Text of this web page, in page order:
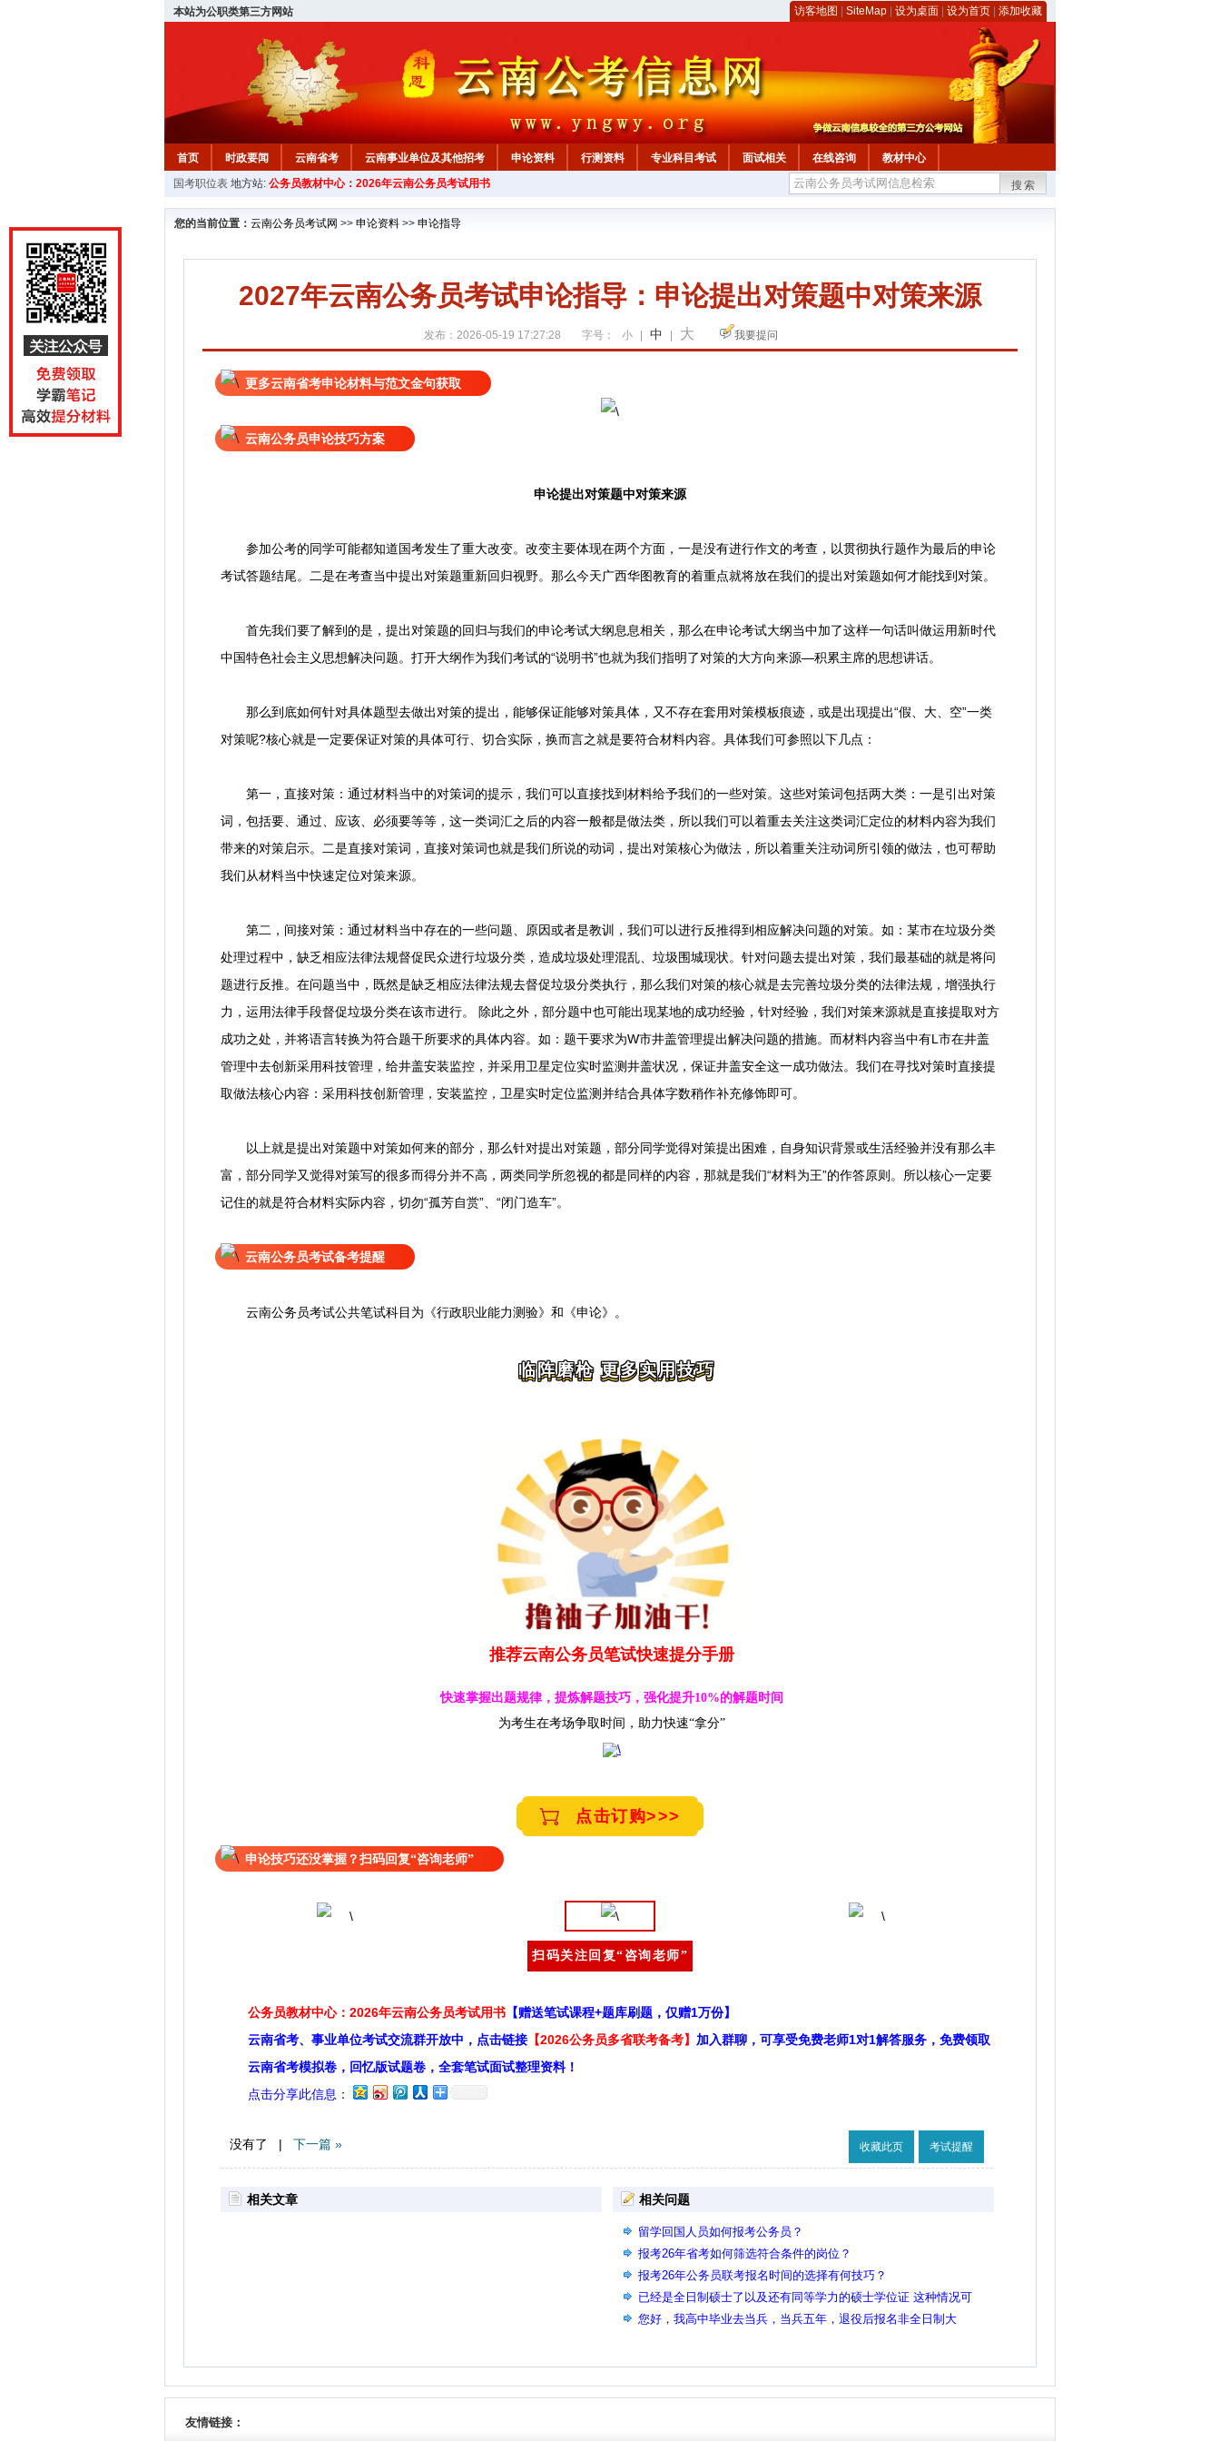
本站为公职类第三方网站 访客地图 SiteMap 设为桌面 设为首页 添加收藏
首页 时政要闻 云南省考 云南事业单位及其他招考 申论资料 行测资料 专业科目考试 面试相关 在线咨询
教材中心
国考职位表 地方站: 公务员教材中心：2026年云南公务员考试用书 搜索
您的当前位置： 云南公务员考试网 >> 申论资料 >> 申论指导
2027年云南公务员考试申论指导：申论提出对策题中对策来源
发布：2026-05-19 17:27:28 字号： 小 中 大 我要提问
更多云南省考申论材料与范文金句获取
云南公务员申论技巧方案
申论提出对策题中对策来源
参加公考的同学可能都知道国考发生了重大改变。改变主要体现在两个方面，一是没有进行作文的考查，以贯彻执行题作为最后的申论
考试答题结尾。二是在考查当中提出对策题重新回归视野。那么今天广西华图教育的着重点就将放在我们的提出对策题如何才能找到对策。
首先我们要了解到的是，提出对策题的回归与我们的申论考试大纲息息相关，那么在申论考试大纲当中加了这样一句话叫做运用新时代
中国特色社会主义思想解决问题。打开大纲作为我们考试的“说明书”也就为我们指明了对策的大方向来源—积累主席的思想讲话。
那么到底如何针对具体题型去做出对策的提出，能够保证能够对策具体，又不存在套用对策模板痕迹，或是出现提出“假、大、空”一类
对策呢?核心就是一定要保证对策的具体可行、切合实际，换而言之就是要符合材料内容。具体我们可参照以下几点：
第一，直接对策：通过材料当中的对策词的提示，我们可以直接找到材料给予我们的一些对策。这些对策词包括两大类：一是引出对策
词，包括要、通过、应该、必须要等等，这一类词汇之后的内容一般都是做法类，所以我们可以着重去关注这类词汇定位的材料内容为我们
带来的对策启示。二是直接对策词，直接对策词也就是我们所说的动词，提出对策核心为做法，所以着重关注动词所引领的做法，也可帮助
我们从材料当中快速定位对策来源。
第二，间接对策：通过材料当中存在的一些问题、原因或者是教训，我们可以进行反推得到相应解决问题的对策。如：某市在垃圾分类
处理过程中，缺乏相应法律法规督促民众进行垃圾分类，造成垃圾处理混乱、垃圾围城现状。针对问题去提出对策，我们最基础的就是将问
题进行反推。在问题当中，既然是缺乏相应法律法规去督促垃圾分类执行，那么我们对策的核心就是去完善垃圾分类的法律法规，增强执行
力，运用法律手段督促垃圾分类在该市进行。 除此之外，部分题中也可能出现某地的成功经验，针对经验，我们对策来源就是直接提取对方
成功之处，并将语言转换为符合题干所要求的具体内容。如：题干要求为W市井盖管理提出解决问题的措施。而材料内容当中有L市在井盖
管理中去创新采用科技管理，给井盖安装监控，并采用卫星定位实时监测井盖状况，保证井盖安全这一成功做法。我们在寻找对策时直接提
取做法核心内容：采用科技创新管理，安装监控，卫星实时定位监测并结合具体字数稍作补充修饰即可。
以上就是提出对策题中对策如何来的部分，那么针对提出对策题，部分同学觉得对策提出困难，自身知识背景或生活经验并没有那么丰
富，部分同学又觉得对策写的很多而得分并不高，两类同学所忽视的都是同样的内容，那就是我们“材料为王”的作答原则。所以核心一定要
记住的就是符合材料实际内容，切勿“孤芳自赏”、“闭门造车”。
云南公务员考试备考提醒
云南公务员考试公共笔试科目为《行政职业能力测验》和《申论》 。
临阵磨枪 更多实用技巧
推荐云南公务员笔试快速提分手册
快速掌握出题规律，提炼解题技巧，强化提升10%的解题时间
为考生在考场争取时间，助力快速“拿分”
点击订购>>>
申论技巧还没掌握？扫码回复“咨询老师”
扫码关注回复“咨询老师”
公务员教材中心：2026年云南公务员考试用书 【赠送笔试课程+题库刷题，仅赠1万份】
云南省考、事业单位考试交流群开放中，点击链接 【2026公务员多省联考备考】 加入群聊，可享受免费老师1对1解答服务，免费领取
云南省考模拟卷，回忆版试题卷，全套笔试面试整理资料！
点击分享此信息：
没有了 | 下一篇 » 收藏此页 考试提醒
相关文章 相关问题
留学回国人员如何报考公务员？
报考26年省考如何筛选符合条件的岗位？
报考26年公务员联考报名时间的选择有何技巧？
已经是全日制硕士了以及还有同等学力的硕士学位证 这种情况可
以用同等学力的专业报考要求是硕士的岗吗？
您好，我高中毕业去当兵，当兵五年，退役后报名非全日制大
友情链接：